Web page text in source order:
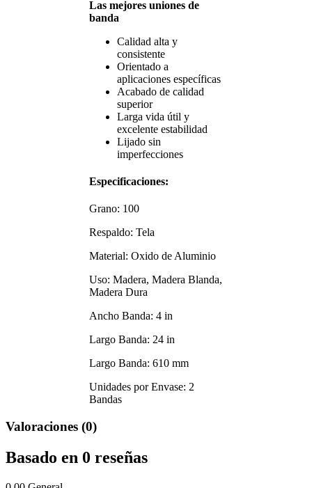
Las mejores uniones de
banda
Calidad alta y
consistente
Orientado a
aplicaciones específicas
Acabado de calidad
superior
Larga vida útil y
excelente estabilidad
Lijado sin
imperfecciones
Especificaciones:
Grano: 100
Respaldo: Tela
Material: Oxido de Aluminio
Uso: Madera, Madera Blanda,
Madera Dura
Ancho Banda: 4 in
Largo Banda: 24 in
Largo Banda: 610 mm
Unidades por Envase: 2
Bandas
Valoraciones (0)
Basado en 0 reseñas